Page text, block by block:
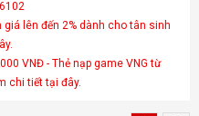
giá lên đến 2% dành cho tân sinh
VNĐ - Thẻ nạp game VNG từ
chi tiết tại đây.